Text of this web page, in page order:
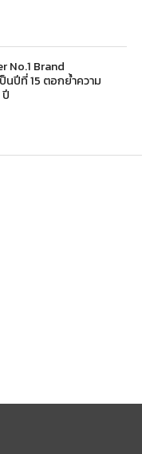
No.1 Brand
นปีที่ 15 ตอกย้ำความ